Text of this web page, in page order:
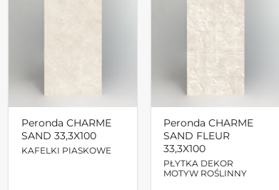
Peronda CHARME
SAND 33,3X100
KAFELKI PIASKOWE
Peronda CHARME
SAND FLEUR
33,3X100
PŁYTKA DEKOR
MOTYW ROŚLINNY